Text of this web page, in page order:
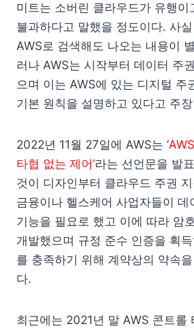
미트는 소버린 클라우드가 유행이
불과하다고 말했을 정도이다. 사
AWS로 검색해도 나오는 내용이
러나 AWS는 시작부터 데이터 주
으며 이는 AWS에 있는 디지털 주
기본 원칙을 설명하고 있다고 주
2022년 11월 27일에 AWS는 ‘
타협 없는 제어’라는 선언문을 발
것이 디자인부터 클라우드 주권
금융이나 헬스케어 사업자들이 데
기능을 필요로 했고 이에 따라 암
개발했으며 규정 준수 인증을 획
를 충족하기 위해 계약상의 약속
다.
최근에는 2021년 말 AWS 콘트롤